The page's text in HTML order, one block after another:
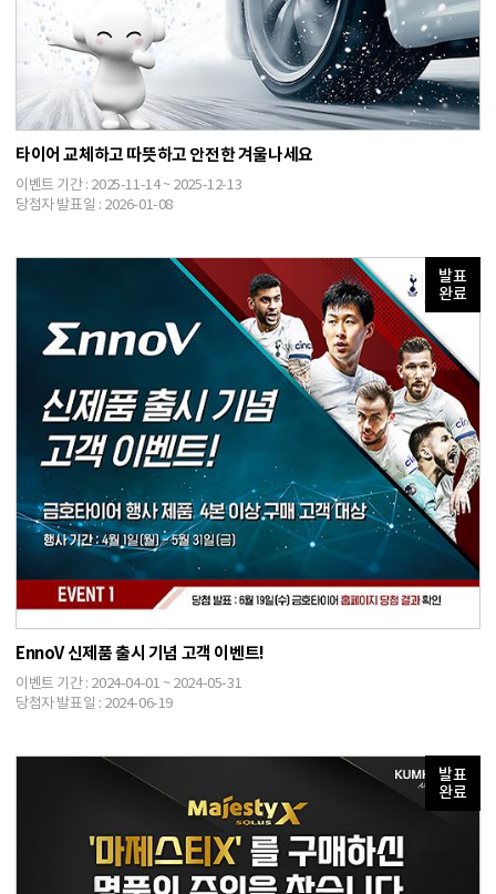
타이어 교체하고 따뜻하고 안전한 겨울나세요
이벤트 기간 : 2025-11-14 ~ 2025-12-13
당첨자 발표일 : 2026-01-08
발표
완료
EnnoV 신제품 출시 기념 고객 이벤트!
이벤트 기간 : 2024-04-01 ~ 2024-05-31
당첨자 발표일 : 2024-06-19
발표
완료